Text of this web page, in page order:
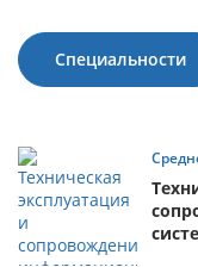
Специальности